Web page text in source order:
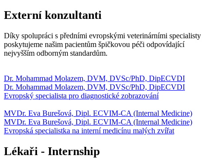
Externí konzultanti
Díky spolupráci s předními evropskými veterinárními specialisty
poskytujeme našim pacientům špičkovou péči odpovídající
nejvyšším odborným standardům.
Dr. Mohammad Molazem, DVM, DVSc/PhD, DipECVDI
Dr. Mohammad Molazem, DVM, DVSc/PhD, DipECVDI
Evropský specialista pro diagnostické zobrazování
MVDr. Eva Burešová, Dipl. ECVIM-CA (Internal Medicine)
MVDr. Eva Burešová, Dipl. ECVIM-CA (Internal Medicine)
Evropská specialistka na interní medicínu malých zvířat
Lékaři - Internship